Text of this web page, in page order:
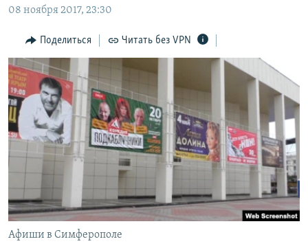
Вернутся
поиску
ИНТЕРАКТИВ
ИНФОГРАФИКА
ТЕЛЕПРОЕКТ КРЫМ.РЕАЛИИ
СОВЕТЫ ПРАВОЗАЩИТНИКОВ
ПРОПАВШИЕ БЕЗ ВЕСТИ
ПОБЕДИТЕЛЕЙ НЕ СУДЯТ?
КРЫМ.НЕПОКОРЕННЫЙ
ELIFBE
УКРАИНСКАЯ ПРОБЛЕМА КРЫМА
РАДІО СВОБОДА
КАК ОБОЙТИ БЛОКИРОВКУ
Українською
Qırımtatar
ПРИСОЕДИНЯЙТЕСЬ!
Все сайты RFE/RL
08 ноября 2017, 23:30
Поделиться Читать без VPN
Афиши в Симферополе